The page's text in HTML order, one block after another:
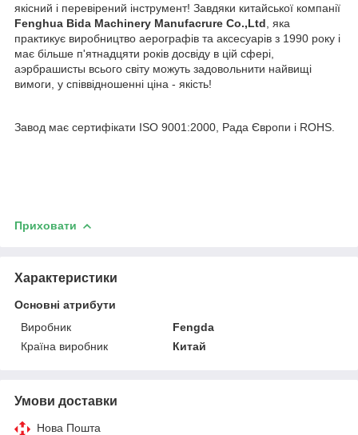
якісний і перевірений інструмент! Завдяки китайської компанії
Fenghua Bida Machinery Manufacrure Co.,Ltd , яка
практикує виробництво аерографів та аксесуарів з 1990 року і
має більше п'ятнадцяти років досвіду в цій сфері,
аэрбрашисты всього світу можуть задовольнити найвищі
вимоги, у співвідношенні ціна - якість!
Завод має сертифікати ISO 9001:2000, Рада Європи і ROHS.
Приховати
Характеристики
Основні атрибути
Виробник
Fengda
Країна виробник
Китай
Умови доставки
Нова Пошта